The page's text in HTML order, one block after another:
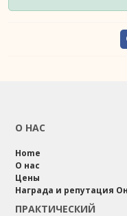
О НАС
Home
О нас
Цены
Награда и репутация
ПРАКТИЧЕСКИЙ